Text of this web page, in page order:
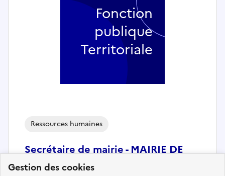
Gestion des cookies
Secrétaire de mairie - MAIRIE DE
LICHTENBERG
Ressources humaines
Fonction
publique
Territoriale